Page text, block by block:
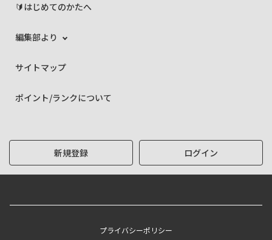
🔰はじめてのかたへ
編集部より
サイトマップ
ポイント/ランクについて
新規登録 ログイン
プライバシーポリシー